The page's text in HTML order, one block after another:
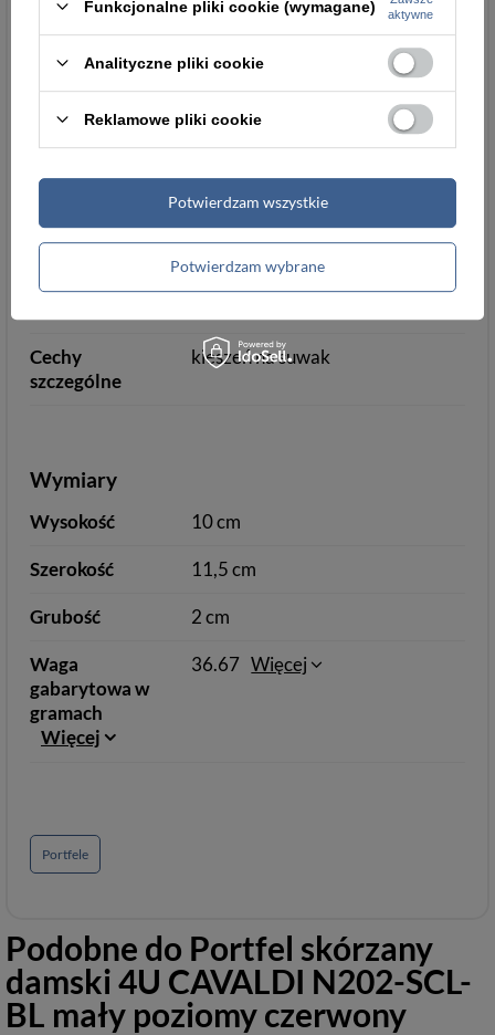
Ochrona RFID nie
Informacje dodatkowe
Pudełko nie
Dowód
Cechy
szczególne
kieszeń na suwak
Wymiary
Wysokość 10 cm
Szerokość 11,5 cm
Grubość 2 cm
Waga
gabarytowa w
gramach
Więcej
36.67 Więcej
Portfele
Podobne do Portfel skórzany
damski 4U CAVALDI N202-SCL-
BL mały poziomy czerwony
Funkcjonalne pliki cookie (wymagane)
aktywne
Analityczne pliki cookie
Reklamowe pliki cookie
Potwierdzam wybrane
Potwierdzam wszystkie